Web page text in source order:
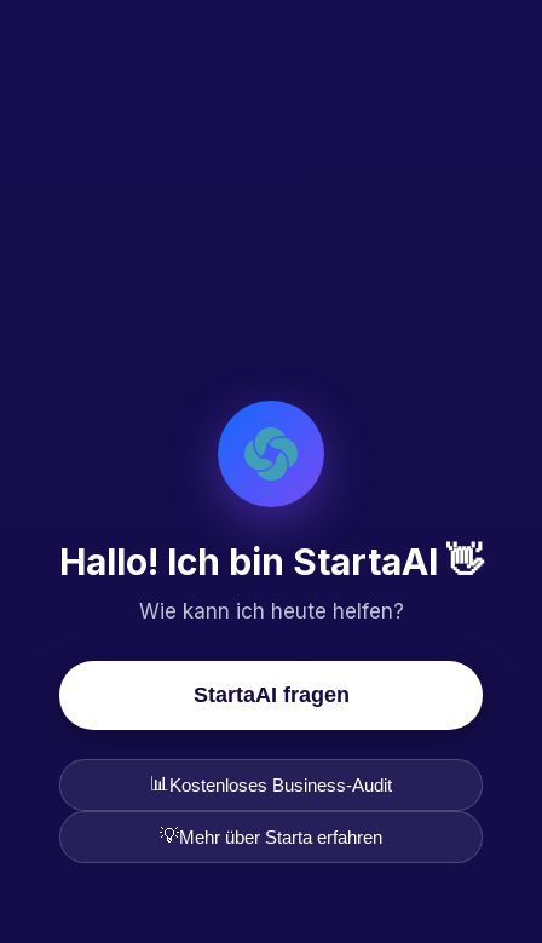
Hallo! Ich bin StartaAI 👋
Wie kann ich heute helfen?
StartaAI fragen
📊 Kostenloses Business-Audit
💡Mehr über Starta erfahren